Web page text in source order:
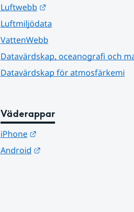
Luftwebb
Länk till annan
Luftmiljödata
VattenWebb
Datavärdskap, oceanografi och
Datavärdskap för atmosfärkemi
Väderappar
iPhone
Länk till annan webbplats.
Android
Länk till annan